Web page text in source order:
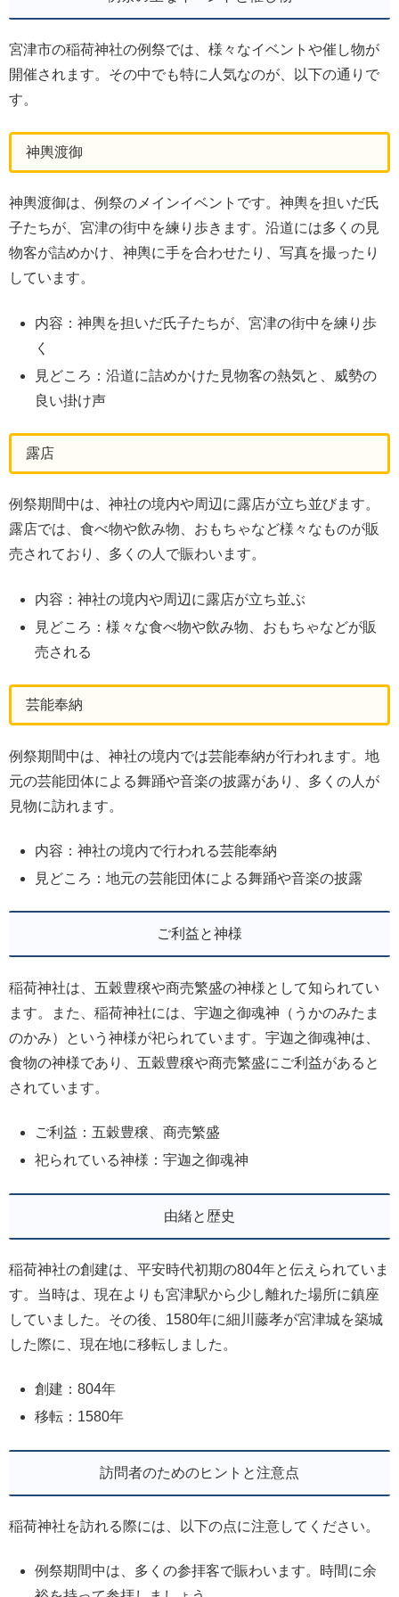
宮津市の稲荷神社の例祭では、様々なイベントや催し物が
開催されます。その中でも特に人気なのが、以下の通りで
す。
神輿渡御
神輿渡御は、例祭のメインイベントです。神輿を担いだ氏
子たちが、宮津の街中を練り歩きます。沿道には多くの見
物客が詰めかけ、神輿に手を合わせたり、写真を撮ったり
しています。
内容：神輿を担いだ氏子たちが、宮津の街中を練り歩
く
見どころ：沿道に詰めかけた見物客の熱気と、威勢の
良い掛け声
露店
例祭期間中は、神社の境内や周辺に露店が立ち並びます。
露店では、食べ物や飲み物、おもちゃなど様々なものが販
売されており、多くの人で賑わいます。
内容：神社の境内や周辺に露店が立ち並ぶ
見どころ：様々な食べ物や飲み物、おもちゃなどが販
売される
芸能奉納
例祭期間中は、神社の境内では芸能奉納が行われます。地
元の芸能団体による舞踊や音楽の披露があり、多くの人が
見物に訪れます。
内容：神社の境内で行われる芸能奉納
見どころ：地元の芸能団体による舞踊や音楽の披露
ご利益と神様
稲荷神社は、五穀豊穣や商売繁盛の神様として知られてい
ます。また、稲荷神社には、宇迦之御魂神（うかのみたま
のかみ）という神様が祀られています。宇迦之御魂神は、
食物の神様であり、五穀豊穣や商売繁盛にご利益があると
されています。
ご利益：五穀豊穣、商売繁盛
祀られている神様：宇迦之御魂神
由緒と歴史
稲荷神社の創建は、平安時代初期の804年と伝えられていま
す。当時は、現在よりも宮津駅から少し離れた場所に鎮座
していました。その後、1580年に細川藤孝が宮津城を築城
した際に、現在地に移転しました。
創建：804年
移転：1580年
訪問者のためのヒントと注意点
稲荷神社を訪れる際には、以下の点に注意してください。
例祭期間中は、多くの参拝客で賑わいます。時間に余